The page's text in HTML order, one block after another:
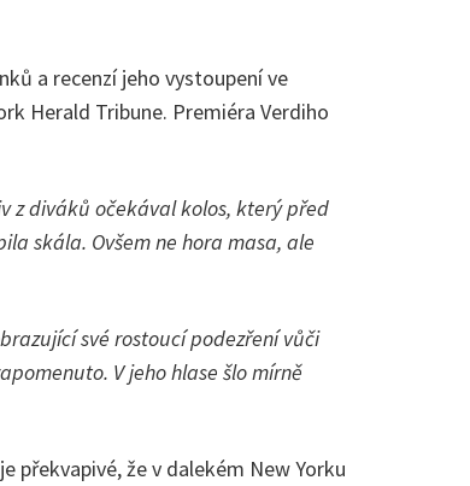
a recenzí jeho vystoupení ve
Herald Tribune. Premiéra Verdiho
z diváků očekával kolos, který před
skála. Ovšem ne hora masa, ale
své rostoucí podezření vůči
V jeho hlase šlo mírně
překvapivé, že v dalekém New Yorku